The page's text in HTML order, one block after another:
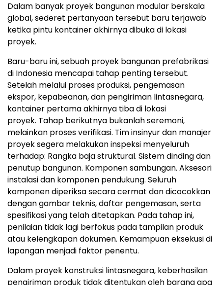
Dalam banyak proyek bangunan modular berskala
global, sederet pertanyaan tersebut baru terjawab
ketika pintu kontainer akhirnya dibuka di lokasi
proyek.
Baru-baru ini, sebuah proyek bangunan prefabrikasi
di Indonesia mencapai tahap penting tersebut.
Setelah melalui proses produksi, pengemasan
ekspor, kepabeanan, dan pengiriman lintasnegara,
kontainer pertama akhirnya tiba di lokasi
proyek. Tahap berikutnya bukanlah seremoni,
melainkan proses verifikasi. Tim insinyur dan manajer
proyek segera melakukan inspeksi menyeluruh
terhadap: Rangka baja struktural. Sistem dinding dan
penutup bangunan. Komponen sambungan. Aksesori
instalasi dan komponen pendukung. Seluruh
komponen diperiksa secara cermat dan dicocokkan
dengan gambar teknis, daftar pengemasan, serta
spesifikasi yang telah ditetapkan. Pada tahap ini,
penilaian tidak lagi berfokus pada tampilan produk
atau kelengkapan dokumen. Kemampuan eksekusi di
lapangan menjadi faktor penentu.
Dalam proyek konstruksi lintasnegara, keberhasilan
pengiriman produk tidak ditentukan oleh barang apa